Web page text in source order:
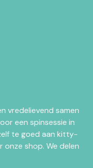
vredelievend samen
een spinsessie in
te goed aan kitty-
onze shop. We delen